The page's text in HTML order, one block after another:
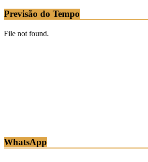
Previsão do Tempo
WhatsApp